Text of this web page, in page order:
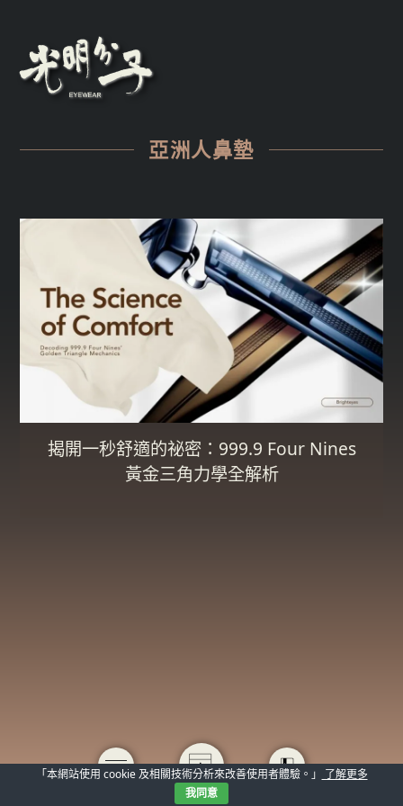
亞洲人鼻墊
揭開一秒舒適的祕密：999.9 Four Nines
黃金三角力學全解析
「本網站使用 cookie 及相關技術分析來改善使用者體驗。」
了解更多
我同意